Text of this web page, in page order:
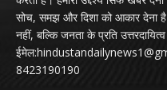
सोच, समझ और दिशा को आकार देना
नहीं, बल्कि जनता के प्रति
8423190190